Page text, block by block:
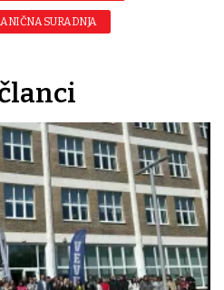
SURADNJA